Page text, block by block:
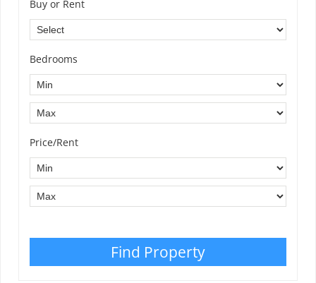
Buy or Rent
Bedrooms
Price/Rent
Find Property